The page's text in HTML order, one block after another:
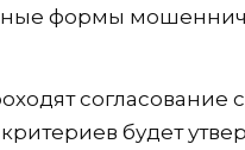
формы
согласование
будет